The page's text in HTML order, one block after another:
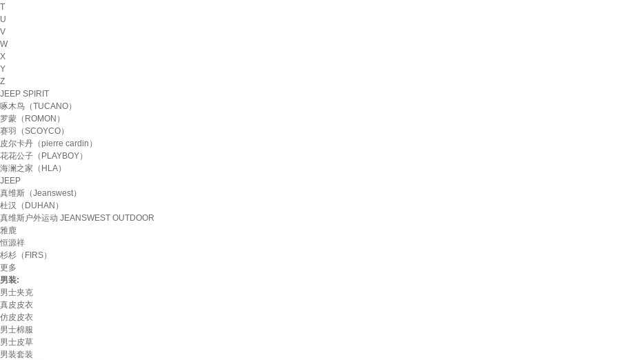
T
U
V
W
X
Y
Z
JEEP SPIRIT
啄木鸟（TUCANO）
罗蒙（ROMON）
赛羽（SCOYCO）
皮尔卡丹（pierre cardin）
花花公子（PLAYBOY）
海澜之家（HLA）
JEEP
真维斯（Jeanswest）
杜汉（DUHAN）
真维斯户外运动 JEANSWEST OUTDOOR
雅鹿
恒源祥
杉杉（FIRS）
更多
男装:
男士夹克
真皮皮衣
仿皮皮衣
男士棉服
男士皮草
男装套装